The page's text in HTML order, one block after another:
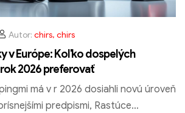
600 Jednorazová vapa 600 Obláčiky
€3.76
Autor: chirs, chirs
v Európe: Koľko dospelých
2026 preferovať
má v r 2026 dosiahli novú úroveň
predpismi, Rastúce